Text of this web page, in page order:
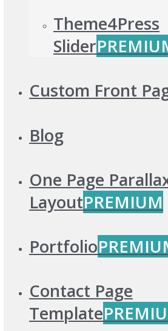
Theme4Press
Slider
Custom Front
Blog
One Page
LayoutPREMIUM
Portfolio
Contact Page
Template